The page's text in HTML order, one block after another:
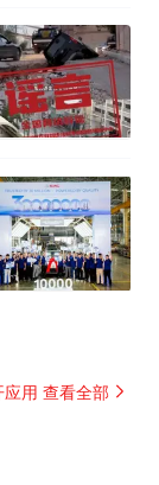
应用 查看全部